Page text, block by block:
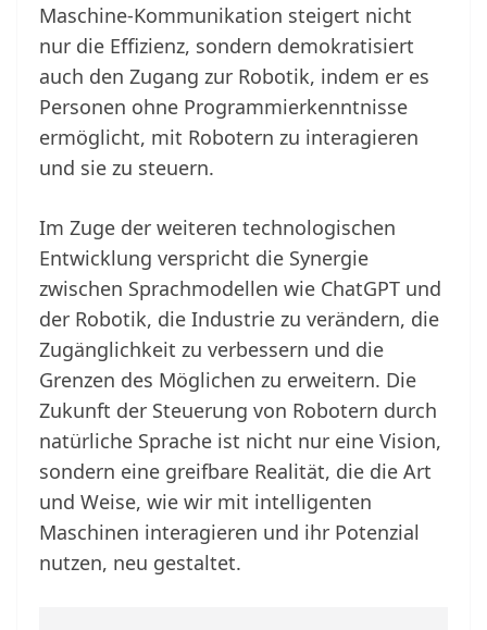
Maschine-Kommunikation steigert nicht
nur die Effizienz, sondern demokratisiert
auch den Zugang zur Robotik, indem er es
Personen ohne Programmierkenntnisse
ermöglicht, mit Robotern zu interagieren
und sie zu steuern.
Im Zuge der weiteren technologischen
Entwicklung verspricht die Synergie
zwischen Sprachmodellen wie ChatGPT und
der Robotik, die Industrie zu verändern, die
Zugänglichkeit zu verbessern und die
Grenzen des Möglichen zu erweitern. Die
Zukunft der Steuerung von Robotern durch
natürliche Sprache ist nicht nur eine Vision,
sondern eine greifbare Realität, die die Art
und Weise, wie wir mit intelligenten
Maschinen interagieren und ihr Potenzial
nutzen, neu gestaltet.